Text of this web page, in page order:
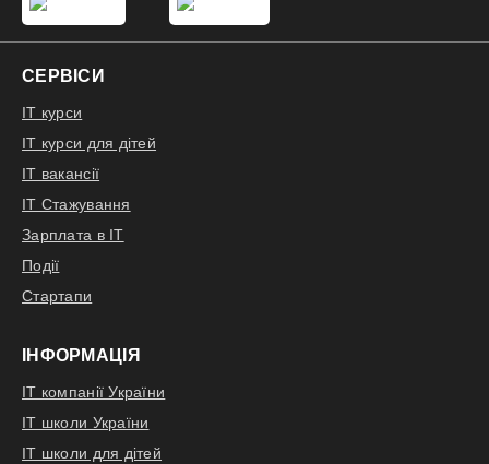
СЕРВІСИ
IT курси
IT курси для дітей
IT вакансії
IT Стажування
Зарплата в IT
Події
Стартапи
ІНФОРМАЦІЯ
IT компанії України
IT школи України
IT школи для дітей